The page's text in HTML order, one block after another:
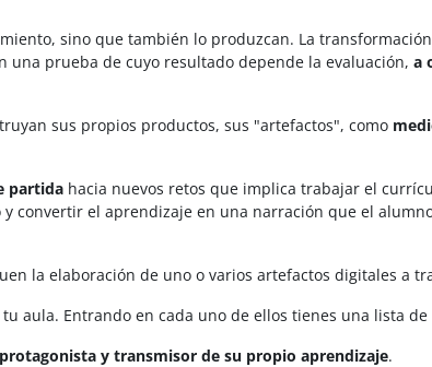
sino que también lo produzcan. La
una prueba de cuyo resultado depende la evaluación, a
sus propios productos, sus "artefactos", como
partida hacia nuevos retos que implica trabajar el
el aprendizaje en una narración que el
la elaboración de uno o varios artefactos digitales a
aula. Entrando en cada uno de ellos tienes una lista
protagonista y transmisor de su propio aprendizaje.